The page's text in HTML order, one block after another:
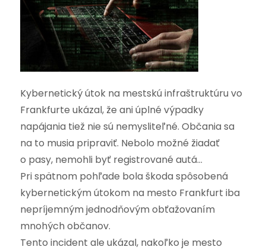
Kybernetický útok na mestskú infraštruktúru vo
Frankfurte ukázal, že ani úplné výpadky
napájania tiež nie sú nemysliteľné. Občania sa
na to musia pripraviť. Nebolo možné žiadať
o pasy, nemohli byť registrované autá…
Pri spätnom pohľade bola škoda spôsobená
kybernetickým útokom na mesto Frankfurt iba
nepríjemným jednodňovým obťažovaním
mnohých občanov.
Tento incident ale ukázal, nakoľko je mesto